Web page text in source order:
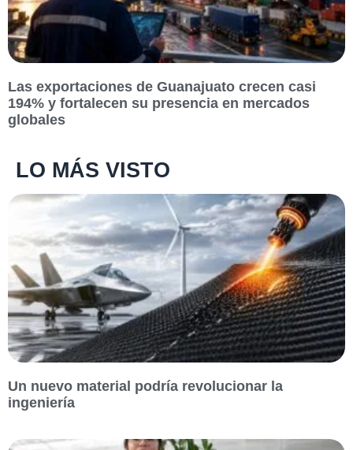
Las exportaciones de Guanajuato crecen casi
194% y fortalecen su presencia en mercados
globales
LO MÁS VISTO
Un nuevo material podría revolucionar la
ingeniería